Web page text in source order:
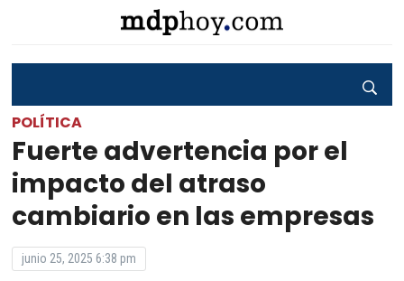
POLÍTICA
Fuerte advertencia por el
impacto del atraso
cambiario en las empresas
junio 25, 2025 6:38 pm